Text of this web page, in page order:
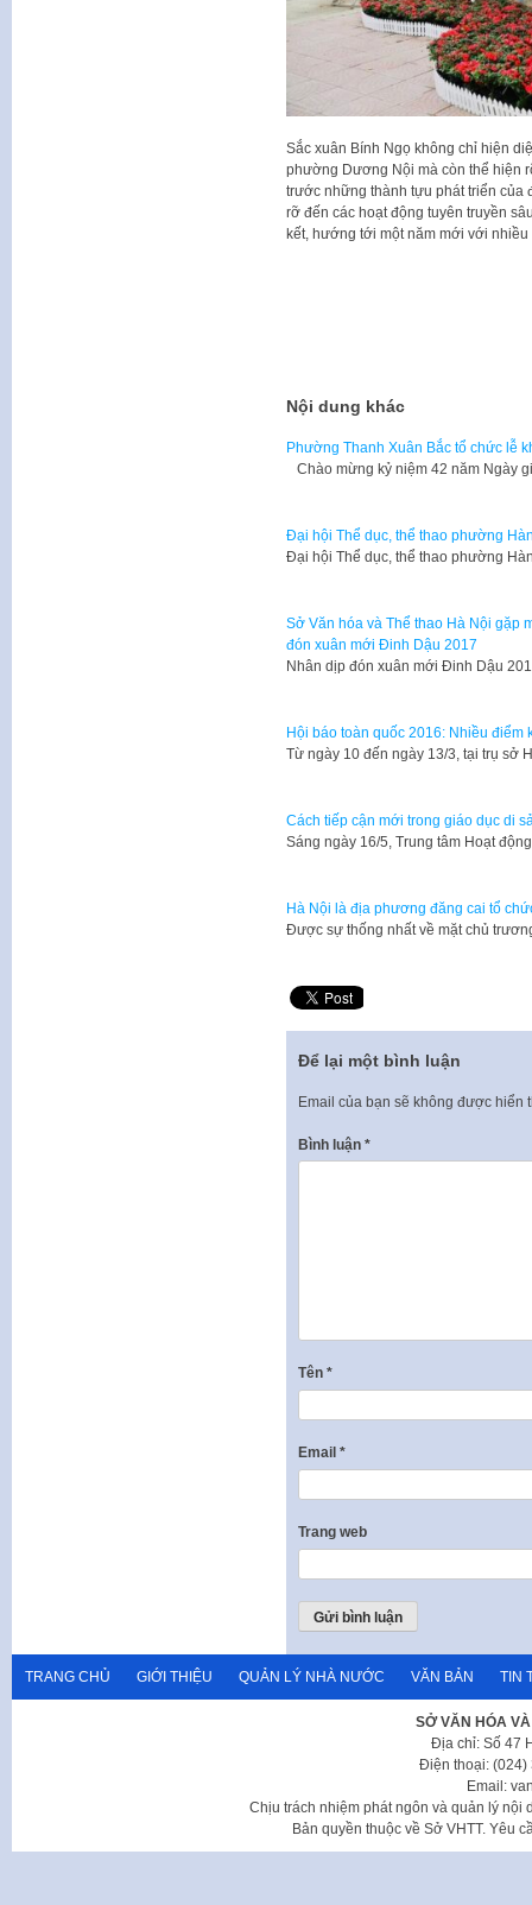
Sắc xuân Bính Ngọ không chỉ hiện
phường Dương Nội mà còn thể hiện
trước những thành tựu phát triển của
rỡ đến các hoạt động tuyên truyền
kết, hướng tới một năm mới với
Nội dung khác
Phường Thanh Xuân Bắc tổ chức lễ
Chào mừng kỷ niệm 42 năm Ngày
Đại hội Thể dục, thể thao phường
Đại hội Thể dục, thể thao phường
Sở Văn hóa và Thể thao Hà Nội gặp
đón xuân mới Đinh Dậu 2017
Nhân dịp đón xuân mới Đinh Dậu
Hội báo toàn quốc 2016: Nhiều điểm
Từ ngày 10 đến ngày 13/3, tại trụ sở
Cách tiếp cận mới trong giáo dục di
Sáng ngày 16/5, Trung tâm Hoạt
Hà Nội là địa phương đăng cai tổ
Được sự thống nhất về mặt chủ
Để lại một bình luận
Email của bạn sẽ không được hiển
Bình luận *
Tên *
Email *
Trang web
TRANG CHỦ GIỚI THIỆU QUẢN LÝ NHÀ NƯỚC VĂN BẢN TIN
SỞ VĂN HÓA
Địa chỉ: Số 47
Điện thoại: (024)
Email:
Chịu trách nhiệm phát ngôn và quản lý nội
Bản quyền thuộc về Sở VHTT. Yêu